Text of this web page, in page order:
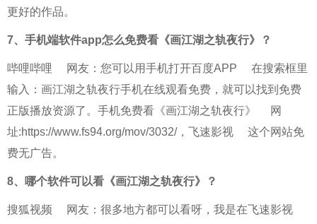
更好的作品。
7、 手机端软件app怎么免费看《画江湖之轨夜行》？
哔哩哔哩 网友：您可以用手机打开百度APP
在搜索框里
输入：画江湖之轨夜行手机在线观看免费，就可以找到免费
正版播放资源了。手机免费看 《画江湖之轨夜行》
网
址:https://www.fs94.org/mov/3032/， 飞速影视
这个网站免
费无广告。
8、 哪个软件可以看《画江湖之轨夜行》？
搜狐视频 网友：很多地方都可以看呀，我是在飞速影视